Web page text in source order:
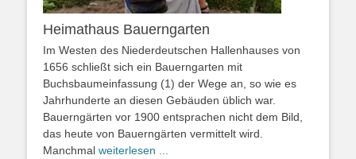
Heimathaus Bauerngarten
Im Westen des Niederdeutschen Hallenhauses von
1656 schließt sich ein Bauerngarten mit
Buchsbaumeinfassung (1) der Wege an, so wie es
Jahrhunderte an diesen Gebäuden üblich war.
Bauerngärten vor 1900 entsprachen nicht dem Bild,
das heute von Bauerngärten vermittelt wird.
Manchmal weiterlesen ...